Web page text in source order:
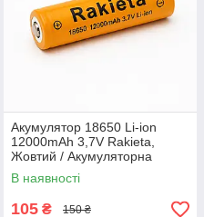
Акумулятор 18650 Li-ion
12000mAh 3,7V Rakieta,
Жовтий / Акумуляторна
батарейка / Батарея
перезарядна для ліхтарика
В наявності
105 ₴ 150 ₴